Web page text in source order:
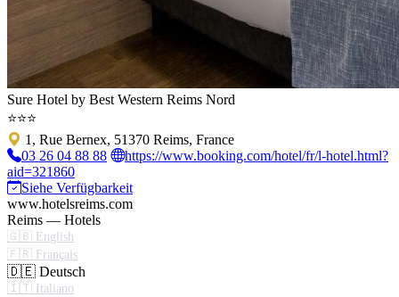
Sure Hotel by Best Western Reims Nord
⭐⭐⭐
1, Rue Bernex, 51370 Reims, France
03 26 04 88 88
https://www.booking.com/hotel/fr/l-hotel.html?
aid=321860
Siehe Verfügbarkeit
www.hotelsreims.com
Reims — Hotels
🇬🇧 English
🇫🇷 Français
🇩🇪 Deutsch
🇮🇹 Italiano